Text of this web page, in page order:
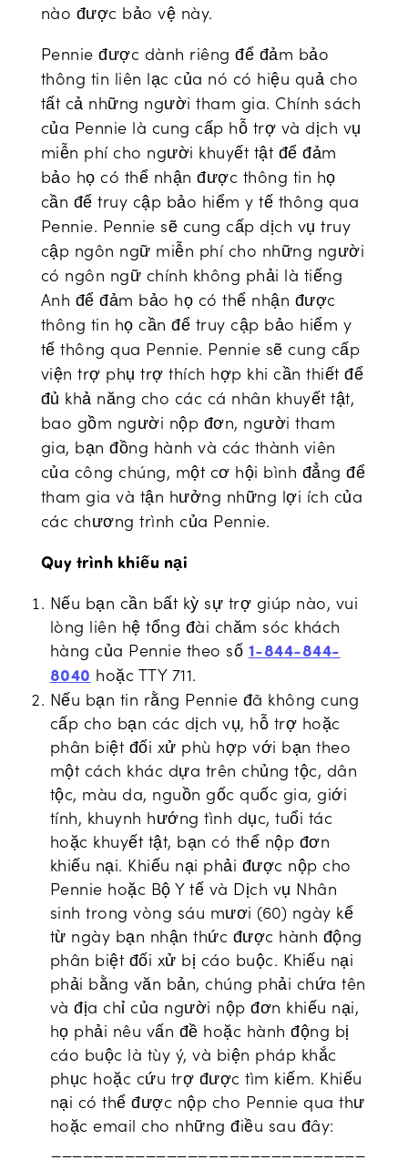
nào được bảo vệ này.
Pennie được dành riêng để đảm bảo
thông tin liên lạc của nó có hiệu quả cho
tất cả những người tham gia. Chính sách
của Pennie là cung cấp hỗ trợ và dịch vụ
miễn phí cho người khuyết tật để đảm
bảo họ có thể nhận được thông tin họ
cần để truy cập bảo hiểm y tế thông qua
Pennie. Pennie sẽ cung cấp dịch vụ truy
cập ngôn ngữ miễn phí cho những người
có ngôn ngữ chính không phải là tiếng
Anh để đảm bảo họ có thể nhận được
thông tin họ cần để truy cập bảo hiểm y
tế thông qua Pennie. Pennie sẽ cung cấp
viện trợ phụ trợ thích hợp khi cần thiết để
đủ khả năng cho các cá nhân khuyết tật,
bao gồm người nộp đơn, người tham
gia, bạn đồng hành và các thành viên
của công chúng, một cơ hội bình đẳng để
tham gia và tận hưởng những lợi ích của
các chương trình của Pennie.
Quy trình khiếu nại
Nếu bạn cần bất kỳ sự trợ giúp nào, vui
lòng liên hệ tổng đài chăm sóc khách
hàng của Pennie theo số 1-844-844-
8040 hoặc TTY 711.
Nếu bạn tin rằng Pennie đã không cung
cấp cho bạn các dịch vụ, hỗ trợ hoặc
phân biệt đối xử phù hợp với bạn theo
một cách khác dựa trên chủng tộc, dân
tộc, màu da, nguồn gốc quốc gia, giới
tính, khuynh hướng tình dục, tuổi tác
hoặc khuyết tật, bạn có thể nộp đơn
khiếu nại. Khiếu nại phải được nộp cho
Pennie hoặc Bộ Y tế và Dịch vụ Nhân
sinh trong vòng sáu mươi (60) ngày kể
từ ngày bạn nhận thức được hành động
phân biệt đối xử bị cáo buộc. Khiếu nại
phải bằng văn bản, chúng phải chứa tên
và địa chỉ của người nộp đơn khiếu nại,
họ phải nêu vấn đề hoặc hành động bị
cáo buộc là tùy ý, và biện pháp khắc
phục hoặc cứu trợ được tìm kiếm. Khiếu
nại có thể được nộp cho Pennie qua thư
hoặc email cho những điều sau đây: